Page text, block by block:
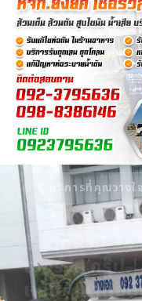
บริการที่คุณวางใ
รับดูดส้วม 24
เซอร์วิส กรุ๊ป
แก้ปัญหาท่อตั
เขตจังหวัดน